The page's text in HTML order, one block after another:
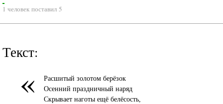
1 человек поставил 5
Текст:
«
Расшитый золотом берёзок
Осенний праздничный наряд
Скрывает наготы ещё белёсость,